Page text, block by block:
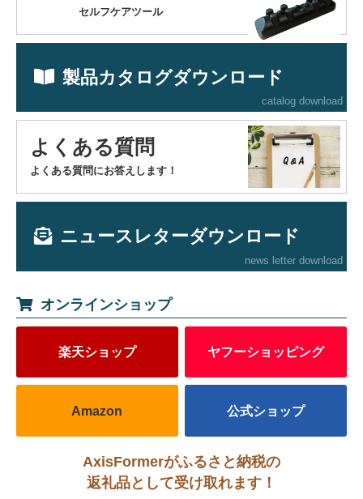
セルフケアツール
製品カタログダウンロード
catalog download
よくある質問
よくある質問にお答えします！
ニュースレターダウンロード
news letter download
オンラインショップ
楽天ショップ ヤフーショッピング
Amazon 公式ショップ
AxisFormerがふるさと納税の
返礼品として受け取れます！